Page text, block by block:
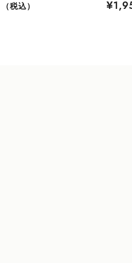
（税込）